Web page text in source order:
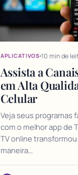
APLICATIVOS 10 min de
Assista a
em Alta
Celular
Veja seus programas
com o melhor app de
TV online
maneira…